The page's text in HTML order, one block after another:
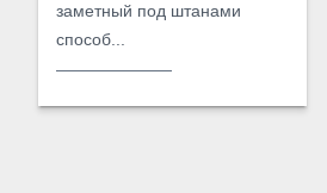
заметный под штанами
способ...